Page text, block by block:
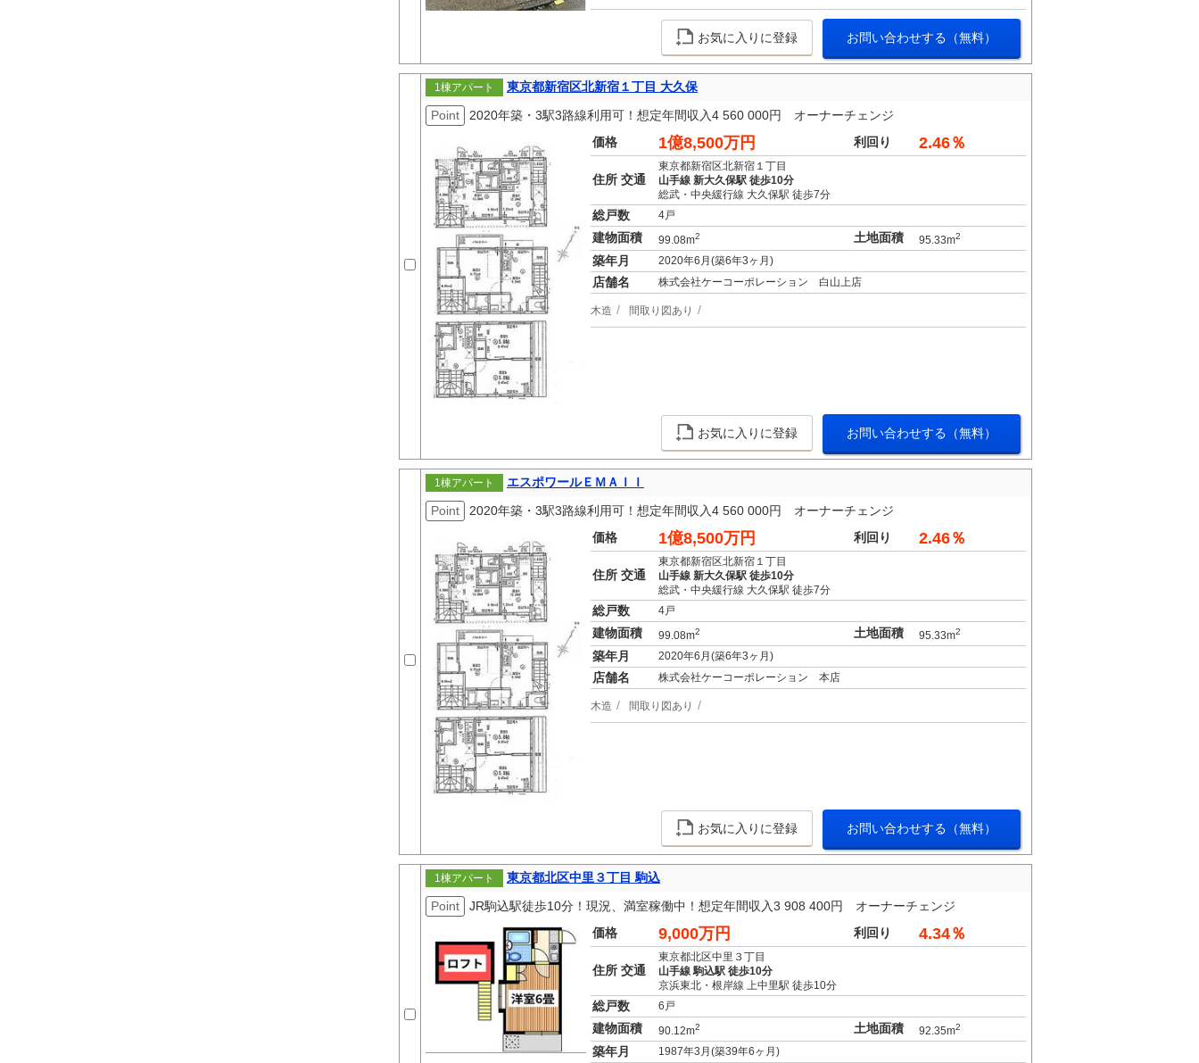
お気に入りに登録 お問い合わせする（無料）
1棟アパート
東京都新宿区北新宿１丁目 大久保
Point
2020年築・3駅3路線利用可！想定年間収入4 560 000円 オーナーチェンジ
価格
1億8,500万円 利回り 2.46％
住所 交通
東京都新宿区北新宿１丁目
山手線 新大久保駅 徒歩10分
総武・中央緩行線 大久保駅 徒歩7分
総戸数 4戸
建物面積 99.08m2 土地面積 95.33m2
築年月 2020年6月(築6年3ヶ月)
店舗名 株式会社ケーコーポレーション 白山上店
木造 間取り図あり
お気に入りに登録 お問い合わせする（無料）
1棟アパート
エスポワールＥＭＡＩＩ
Point
2020年築・3駅3路線利用可！想定年間収入4 560 000円 オーナーチェンジ
価格
1億8,500万円 利回り 2.46％
住所 交通
東京都新宿区北新宿１丁目
山手線 新大久保駅 徒歩10分
総武・中央緩行線 大久保駅 徒歩7分
総戸数 4戸
建物面積 99.08m2 土地面積 95.33m2
築年月 2020年6月(築6年3ヶ月)
店舗名 株式会社ケーコーポレーション 本店
木造 間取り図あり
お気に入りに登録 お問い合わせする（無料）
1棟アパート
東京都北区中里３丁目 駒込
Point
JR駒込駅徒歩10分！現況、満室稼働中！想定年間収入3 908 400円 オーナーチェンジ
価格
9,000万円 利回り 4.34％
住所 交通
東京都北区中里３丁目
山手線 駒込駅 徒歩10分
京浜東北・根岸線 上中里駅 徒歩10分
総戸数 6戸
建物面積 90.12m2 土地面積 92.35m2
築年月 1987年3月(築39年6ヶ月)